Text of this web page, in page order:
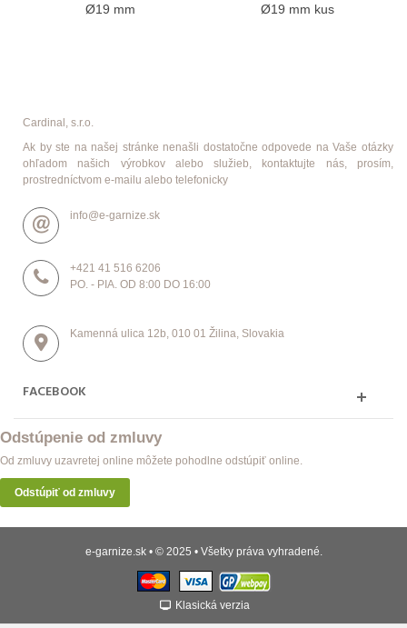
Ø19 mm
Ø19 mm kus
Cardinal, s.r.o.
Ak by ste na našej stránke nenašli dostatočne odpovede na Vaše otázky
ohľadom našich výrobkov alebo služieb, kontaktujte nás, prosím,
prostredníctvom e-mailu alebo telefonicky
info@e-garnize.sk
+421 41 516 6206
PO. - PIA. OD 8:00 DO 16:00
Kamenná ulica 12b, 010 01 Žilina, Slovakia
FACEBOOK
Odstúpenie od zmluvy
Od zmluvy uzavretej online môžete pohodlne odstúpiť online.
Odstúpiť od zmluvy
e-garnize.sk • © 2025 • Všetky práva vyhradené.
Klasická verzia